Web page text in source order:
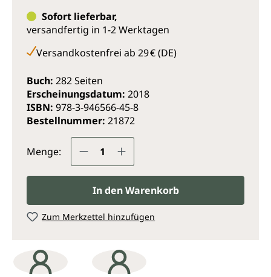
Freundschaft schon über 15 Jahre zurückreicht, deckt
Run Fast – Eat Slow ein breites Spektrum an
Wissenswertem und Unterhaltsamem für
Ausdauersportler ab.
Eine Vielzahl köstlicher Gerichte, sättigender Snacks,
durstlöschender Getränke und vollwertiger
Naschereien wartet darauf, ausprobiert zu werden –
allesamt ohne raffinierten Zucker oder glutenhaltiges
Tanken Sie Kraft und Energie mit unschlagbaren
Smoothies, Rucola-Cashew-Pesto, Superhelden-
Muffins, Grünkohl-Radicchio-Salat mit Farro und
Doppel-Schoko-Teff-Cookies, ziehen Sie Ihre
Laufschuhe an und starten Sie durch!
Mein Erfolgsrezept fürs Laufen besteht schon seit
stillen. RUN FAST – EAT SLOW liefert kompetente
Ratschläge und verlockende Rezepte, die nahrhaft und
Sofort lieferbar,
versandfertig in 1-2 Werktagen
Versandkostenfrei ab 29 € (DE)
Buch: 282 Seiten
Erscheinungsdatum: 2018
ISBN: 978-3-946566-45-8
Bestellnummer: 21872
Menge: Produkt Anzahl: Gib den
In den Warenkorb
Zum Merkzettel hinzufügen